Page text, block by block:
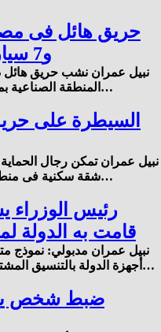
حريق هائل فى
و7 سيارات إطفاء تحاصر النيران
نبيل عمران نشب حريق هائل
المنطقة الصناعية بمدينة دمياط الجديدة، ما أدى إلى صعود…
السيطرة على
نبيل عمران تمكن رجال
شقة سكنية فى منطقة الوراق، بعدما انتقلت قوات الحماية…
رئيس الوزراء
قامت به الدولة
نبيل عمران مدبولي: نموذج
أجهزة الدولة بالتنسيق المشترك ما قامت به الأطقم المصرية خلال…
ضبط شخص